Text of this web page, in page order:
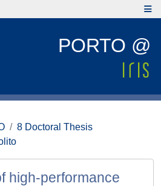
PORTO @
8 Doctoral Thesis
high-performance